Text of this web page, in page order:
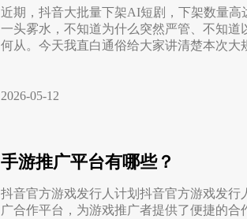
近期，抖音大批量下架AI短剧，下架数量
一头雾水，不知道为什么突然严管、不知道
何从。今天我直白通俗给大家讲清楚本次大
2026-05-12
手游推广平台有哪些？
抖音官方游戏发行人计划抖音官方游戏发行
广合作平台，为游戏推广者提供了便捷的